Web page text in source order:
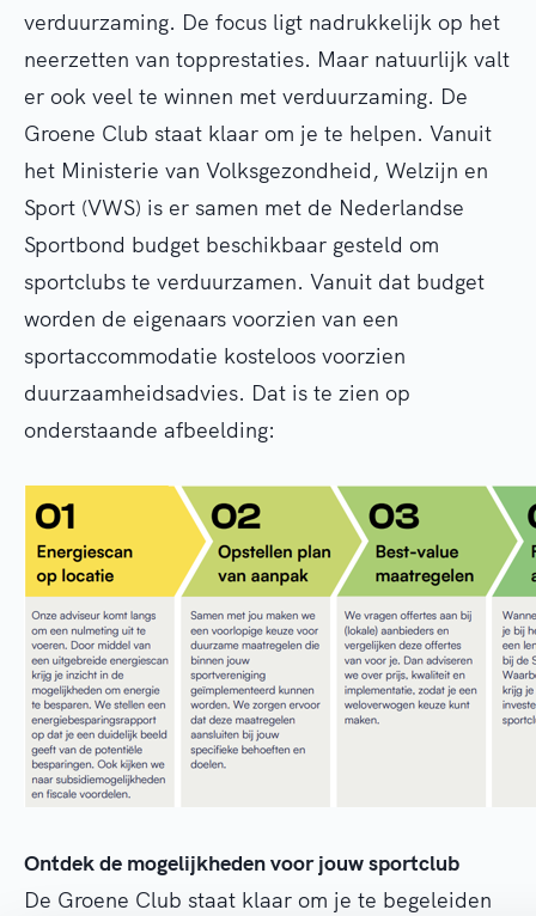
verduurzaming. De focus ligt nadrukkelijk op het
neerzetten van topprestaties. Maar natuurlijk valt
er ook veel te winnen met verduurzaming. De
Groene Club staat klaar om je te helpen. Vanuit
het Ministerie van Volksgezondheid, Welzijn en
Sport (VWS) is er samen met de Nederlandse
Sportbond budget beschikbaar gesteld om
sportclubs te verduurzamen. Vanuit dat budget
worden de eigenaars voorzien van een
sportaccommodatie kosteloos voorzien
duurzaamheidsadvies. Dat is te zien op
onderstaande afbeelding:
Ontdek de mogelijkheden voor jouw sportclub
De Groene Club staat klaar om je te begeleiden